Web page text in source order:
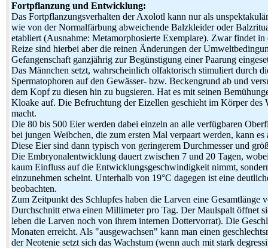
Fortpflanzung und Entwicklung:
Das Fortpflanzungsverhalten der Axolotl kann nur als
wie von der Normalfärbung abweichende Balzkleider oder
etabliert (Ausnahme: Metamorphosierte Exemplare). Zwar findet
Reize sind hierbei aber die reinen Änderungen der
Gefangenschaft ganzjährig zur Begünstigung einer Paarung
Das Männchen setzt, wahrscheinlich olfaktorisch stimuliert durch
Spermatophoren auf den Gewässer- bzw. Beckengrund ab und
dem Kopf zu diesen hin zu bugsieren. Hat es mit seinen
Kloake auf. Die Befruchtung der Eizellen geschieht im Körper des
macht.
Die 80 bis 500 Eier werden dabei einzeln an alle verfügbaren
bei jungen Weibchen, die zum ersten Mal verpaart werden, kann
Diese Eier sind dann typisch von geringerem Durchmesser und
Die Embryonalentwicklung dauert zwischen 7 und 20 Tagen,
kaum Einfluss auf die Entwicklungsgeschwindigkeit nimmt,
einzunehmen scheint. Unterhalb von 19°C dagegen ist eine
beobachten.
Zum Zeitpunkt des Schlupfes haben die Larven eine
Durchschnitt etwa einen Millimeter pro Tag. Der Maulspalt öffnet
leben die Larven noch von ihrem internen Dottervorrat). Die
Monaten erreicht. Als "ausgewachsen" kann man einen
der Neotenie setzt sich das Wachstum (wenn auch mit stark